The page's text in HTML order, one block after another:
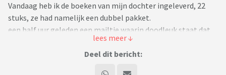
Vandaag heb ik de boeken van mijn dochter ingeleverd, 22
stuks, ze had namelijk een dubbel pakket.
een half uur geleden een mailtje waarin doodleuk staat dat
de helft niet ingeleverd is en of we even 380 euro willen
Deel dit bericht: